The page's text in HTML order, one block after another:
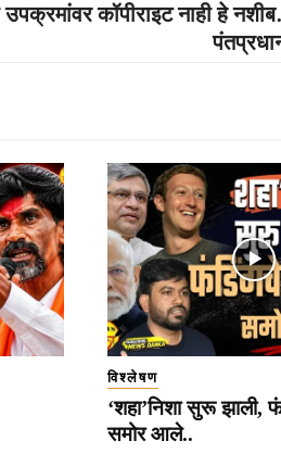
उपक्रमांवर कॉपीराइट नाही हे
विश्लेषण
‘शहा’निशा सुरू झाली,
समोर आले..